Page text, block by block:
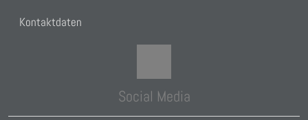
Kontaktdaten
Social Media